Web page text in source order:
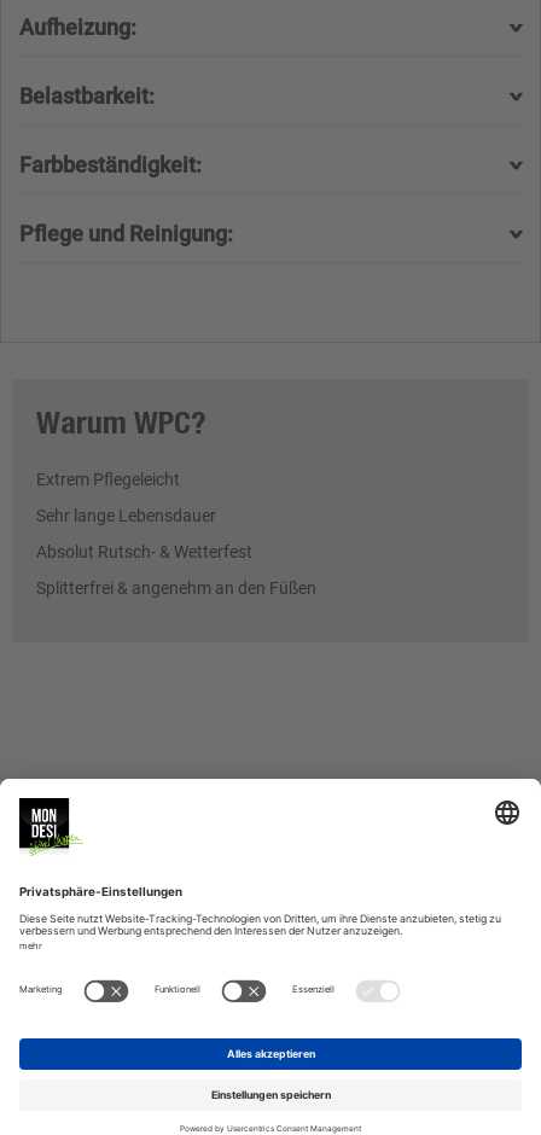
Aufheizung:
Belastbarkeit:
Farbbeständigkeit:
Pflege und Reinigung:
Warum WPC?
Extrem Pflegeleicht
Sehr lange Lebensdauer
Absolut Rutsch- & Wetterfest
Splitterfrei & angenehm an den Füßen
MONDESI
SERVICE
VERSAND